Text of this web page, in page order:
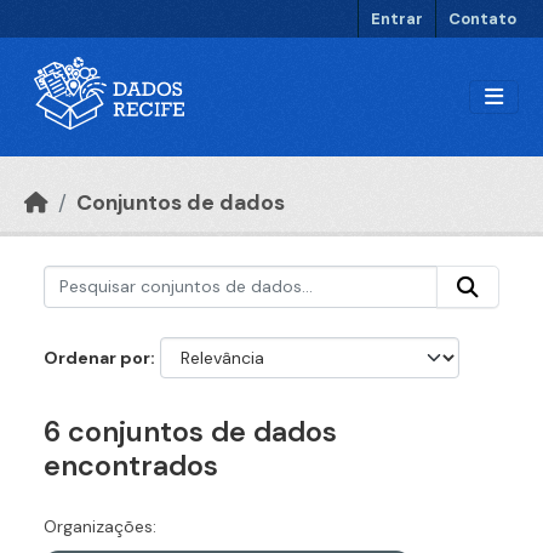
Entrar Contato
Conjuntos de dados
Ordenar por
6 conjuntos de dados
encontrados
Organizações: